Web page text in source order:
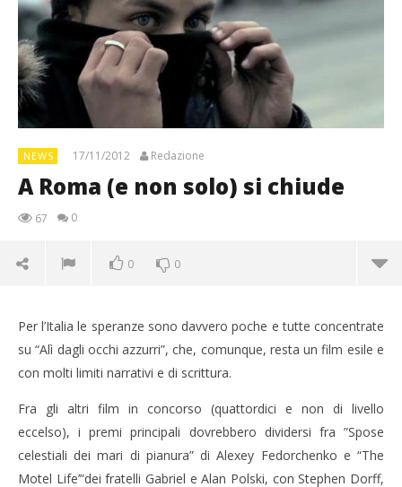
NEWS 17/11/2012 Redazione
A Roma (e non solo) si chiude
67 0
0 0
NOW VIEWING
Per l’Italia le speranze sono davvero poche e tutte concentrate
su “Alì dagli occhi azzurri”, che, comunque, resta un film esile e
con molti limiti narrativi e di scrittura.
Fra gli altri film in concorso (quattordici e non di livello
eccelso), i premi principali dovrebbero dividersi fra ”Spose
celestiali dei mari di pianura” di Alexey Fedorchenko e “The
Motel Life’”dei fratelli Gabriel e Alan Polski, con Stephen Dorff,